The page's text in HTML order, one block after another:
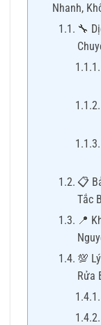
Nhanh,
🔧
📋
Tắc
📍
💯
Rửa